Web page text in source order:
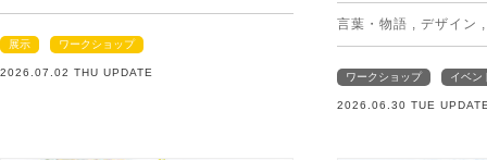
展示 ワークショップ
2026.07.02 THU UPDATE
言葉・物語 デザイン
ワークショップ イベン
2026.06.30 TUE